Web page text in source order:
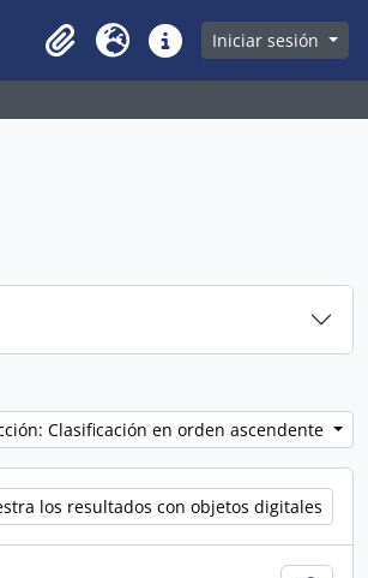
Clipboard
Idioma Enlaces rápidos
Iniciar sesión
Clasificación en orden ascendente
los resultados con objetos digitales